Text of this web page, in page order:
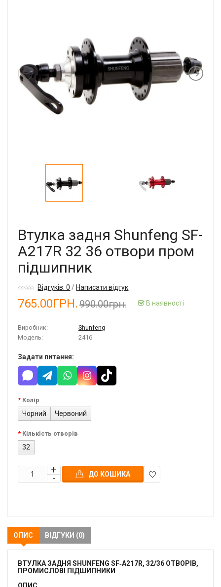
Втулка задня Shunfeng SF-
A217R 32 36 отвори пром
підшипник
Відгуків: 0 /Написати відгук
765.00ГРН.990.00грн. В наявності
Виробник:
Shunfeng
Модель:
2416
Задати питання:
Колір
Чорний Червоний
Кількість отворів
32
ДО КОШИКА
ОПИС ВІДГУКИ (0)
ВТУЛКА ЗАДНЯ SHUNFENG SF‑A217R, 32/36 ОТВОРІВ,
ПРОМИСЛОВІ ПІДШИПНИКИ
ОПИС